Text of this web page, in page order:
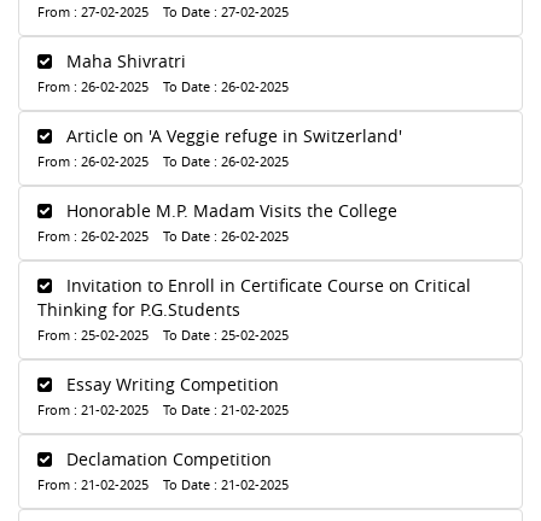
From : 27-02-2025 To Date : 27-02-2025
Maha Shivratri
From : 26-02-2025 To Date : 26-02-2025
Article on 'A Veggie refuge in Switzerland'
From : 26-02-2025 To Date : 26-02-2025
Honorable M.P. Madam Visits the College
From : 26-02-2025 To Date : 26-02-2025
Invitation to Enroll in Certificate Course on Critical
Thinking for P.G.Students
From : 25-02-2025 To Date : 25-02-2025
Essay Writing Competition
From : 21-02-2025 To Date : 21-02-2025
Declamation Competition
From : 21-02-2025 To Date : 21-02-2025